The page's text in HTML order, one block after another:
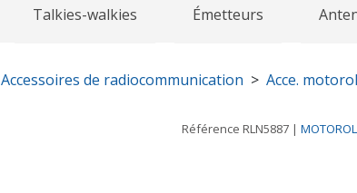
Talkies-walkies Émetteurs
Accessoires de radiocommunication Acce.
Référence RLN5887 |